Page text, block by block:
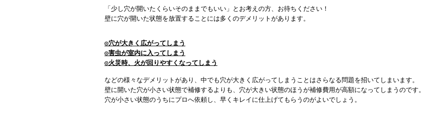
「少し穴が開いたくらいそのままでもいい」とお考えの方、お待ちください！
壁に穴が開いた状態を放置することには多くのデメリットがあります。
◎穴が大きく広がってしまう
◎害虫が室内に入ってしまう
◎火災時、火が回りやすくなってしまう
などの様々なデメリットがあり、中でも穴が大きく広がってしまうことはさらなる問題を招いてしまいます。
壁に開いた穴が小さい状態で補修するよりも、穴が大きい状態のほうが補修費用が高額になってしまうのです。
穴が小さい状態のうちにプロへ依頼し、早くキレイに仕上げてもらうのがよいでしょう。